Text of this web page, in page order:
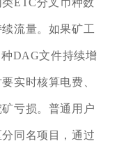
ETC分叉币种数
流量。如果矿工
DAG文件持续增
实时核算电费、
亏损。普通用户
同名项目，通过